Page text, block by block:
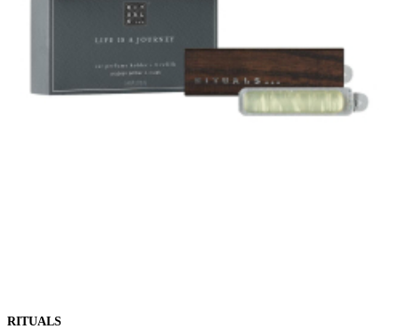
RITUALS